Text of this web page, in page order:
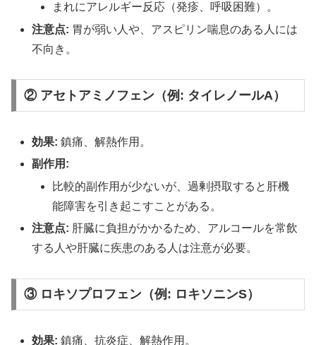
まれにアレルギー反応（発疹、呼吸困難）。
注意点: 胃が弱い人や、アスピリン喘息のある人には
不向き。
② アセトアミノフェン（例: タイレノールA）
効果: 鎮痛、解熱作用。
副作用:
比較的副作用が少ないが、過剰摂取すると肝機
能障害を引き起こすことがある。
注意点: 肝臓に負担がかかるため、アルコールを常飲
する人や肝臓に疾患のある人は注意が必要。
③ ロキソプロフェン（例: ロキソニンS）
効果: 鎮痛、抗炎症、解熱作用。